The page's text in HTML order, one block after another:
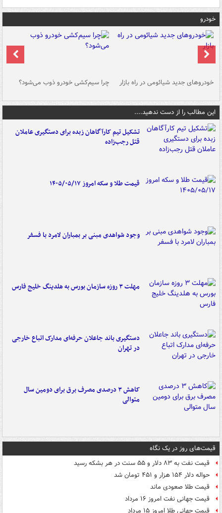
خودرو
خودروهای جدید شیائومی در راه بازار چرا سیم‌کشی خودرو ذوب می‌شود؟
این مطالب را از دست ندهید....
تشکیل تیم کارآگاهان زبده برای دستگیری عاملان
قتل رجب‌زاده
قیمت طلا و سکه امروز ۱۴۰۵/۰۵/۱۷
وجود شواهدی مبنی بر بمباران لامرد با فسفر
مهلت ۳ روزه سازمان بورس به هلدینگ خلیج فارس
دستگیری باند جاعلان حرفه‌ای مدارک اتباع خارجی
در تهران
کاهش ۳ درصدی مصرف برق برای دومین سال
متوالی
قیمت‌های روز در یک نگاه
قیمت نفت به ۸۳ دلار و ۵۵ سنت در هر بشکه رسید
حواله دلار ۱۵۴ هزار و ۴۵۱ تومان شد
قیمت طلا صعودی ماند
قیمت جهانی نفت امروز ۱۶ مرداد
قیمت جهانی طلا امروز ۱۵ مرداد